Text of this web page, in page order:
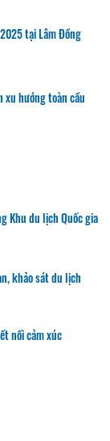
tại Lâm Đồng
xu hướng toàn cầu
Khu du lịch Quốc gia
khảo sát du lịch
nối cảm xúc